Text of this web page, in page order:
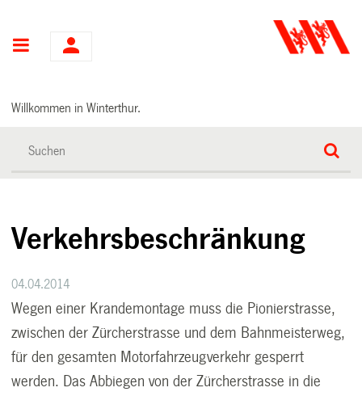
Hauptnavigation
Willkommen in Winterthur.
Verkehrsbeschränkung
04.04.2014
Wegen einer Krandemontage muss die Pionierstrasse,
zwischen der Zürcherstrasse und dem Bahnmeisterweg,
für den gesamten Motorfahrzeugverkehr gesperrt
werden. Das Abbiegen von der Zürcherstrasse in die